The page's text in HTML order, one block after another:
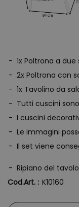
1x Poltrona a
2x Poltrona con
1x Tavolino da
Tutti cuscini
I cuscini
Le immagini
Il set viene
Ripiano del
Cod.Art. : K10160